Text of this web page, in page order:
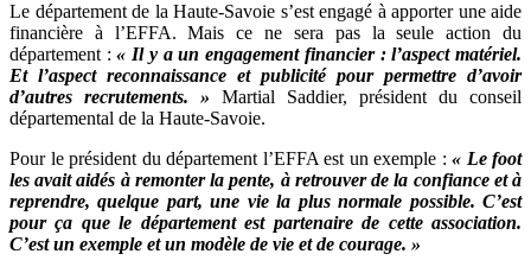
Le département de la Haute-Savoie s’est engagé à apporter une aide
financière à l’EFFA. Mais ce ne sera pas la seule action du
département :« Il y a un engagement financier : l’aspect matériel.
Et l’aspect reconnaissance et publicité pour permettre d’avoir
d’autres recrutements. » Martial Saddier, président du conseil
départemental de la Haute-Savoie.
Pour le président du département l’EFFA est un exemple : « Le foot
les avait aidés à remonter la pente, à retrouver de la confiance et à
reprendre, quelque part, une vie la plus normale possible. C’est
pour ça que le département est partenaire de cette association.
C’est un exemple et un modèle de vie et de courage. »